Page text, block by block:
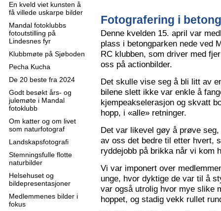
En kveld viet kunsten å
få villede uskarpe bilder
Mandal fotoklubbs
fotoutstilling på
Lindesnes fyr
Klubbmøte på Sjøboden
Pecha Kucha
De 20 beste fra 2024
Godt besøkt års- og
julemøte i Mandal
fotoklubb
Om katter og om livet
som naturfotograf
Landskapsfotografi
Stemningsfulle flotte
naturbilder
Helsehuset og
bildepresentasjoner
Medlemmenes bilder i
fokus
Fotografering i
Denne kvelden 15. april var
plass i betongparken nede ved
RC klubben, som driver med
oss på actionbilder.
Det skulle vise seg å bli litt av
bilene slett ikke var enkle å
kjempeakselerasjon og skvatt
hopp, i «alle» retninger.
Det var likevel gøy å prøve
av oss det bedre til etter hvert,
ryddejobb på brikka når vi kom
Vi var imponert over
unge, hvor dyktige de var til å
var også utrolig hvor mye slike
hoppet, og stadig vekk rullet